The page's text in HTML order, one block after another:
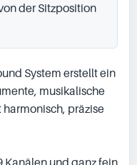
der Sitzposition
System erstellt ein
musikalische
präzise
Kanälen und ganz fein